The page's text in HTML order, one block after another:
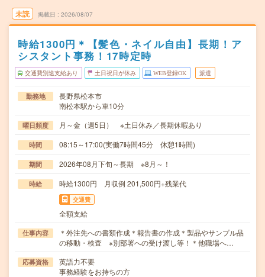
未読 掲載日 2026/08/07
時給1300円＊【髪色・ネイル自由】長期！ア
シスタント事務！17時定時
交通費別途支給あり 土日祝日が休み WEB登録OK 派遣
勤務地
長野県松本市
南松本駅から車10分
曜日頻度 月～金（週5日） ※土日休み／長期休暇あり
時間 08:15～17:00(実働7時間45分 休憩1時間)
期間 2026年08月下旬～長期 ※8月～！
時給 時給1300円 月収例 201,500円+残業代
交通費
全額支給
仕事内容
＊外注先への書類作成＊報告書の作成＊製品やサンプル品
の移動・検査 ※別部署への受け渡し等！＊他職場へ…
応募資格
英語力不要
事務経験をお持ちの方